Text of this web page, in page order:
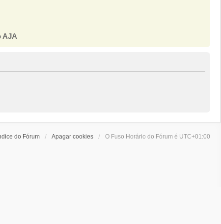
AJA
do Fórum Apagar cookies O Fuso Horário do Fórum é UTC+01:00